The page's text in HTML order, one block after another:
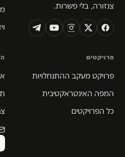
צנזורה, בלי פשרות.
פרויקטים
פרויקט מעקב ההתנחלויות
המפה האינטראקטיבית
כל הפרויקטים